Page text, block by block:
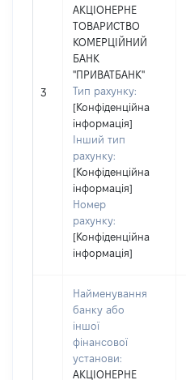
3
АКЦІОНЕРНЕ
ТОВАРИСТВО
КОМЕРЦІЙНИЙ
БАНК
"ПРИВАТБАНК"
Тип рахунку:
[Конфіденційна
інформація]
Інший тип
рахунку:
[Конфіденційна
інформація]
Номер
рахунку:
[Конфіденційна
інформація]
Найменування
банку або
іншої
фінансової
установи:
АКЦІОНЕРНЕ